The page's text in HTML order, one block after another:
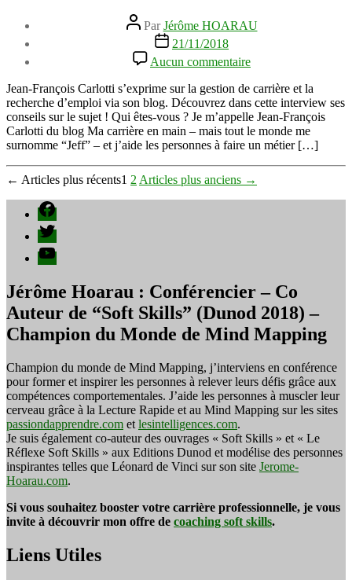
Auteur
de
l’article
ParJérôme HOARAU
Date
l’article
21/11/2018
Aucun commentaire
Interview
de
Jean-
François
Carlotti
sur
gestion
de
carrière
Jean-François Carlotti s’exprime sur la gestion de carrière et la
recherche d’emploi via son blog. Découvrez dans cette interview ses
conseils sur le sujet ! Qui êtes-vous ? Je m’appelle Jean-François
Carlotti du blog Ma carrière en main – mais tout le monde me
surnomme “Jeff” – et j’aide les personnes à faire un métier […]
Pagination
des
publications
← Articles plus récents1 2 Articles plus anciens →
Facebook
Twitter
YouTube
Jérôme Hoarau : Conférencier – Co
Auteur de “Soft Skills” (Dunod 2018) –
Champion du Monde de Mind Mapping
Champion du monde de Mind Mapping, j’interviens en conférence
pour former et inspirer les personnes à relever leurs défis grâce aux
compétences comportementales. J’aide les personnes à muscler leur
cerveau grâce à la Lecture Rapide et au Mind Mapping sur les sites
passiondapprendre.com et lesintelligences.com.
Je suis également co-auteur des ouvrages « Soft Skills » et « Le
Réflexe Soft Skills » aux Editions Dunod et modélise des personnes
inspirantes telles que Léonard de Vinci sur son site Jerome-
Hoarau.com.
Si vous souhaitez booster votre carrière professionnelle, je vous
invite à découvrir mon offre de coaching soft skills.
Liens Utiles